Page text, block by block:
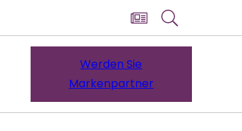
Werden Sie
Markenpartner